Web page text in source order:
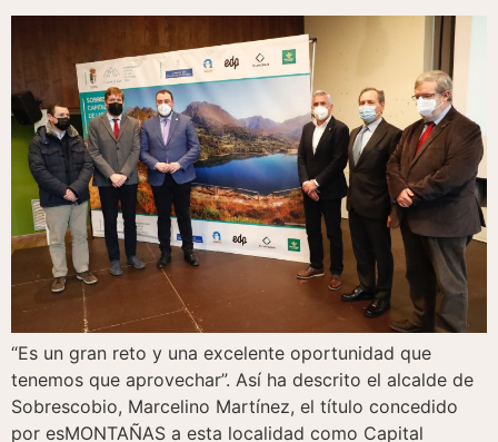
“Es un gran reto y una excelente oportunidad que
tenemos que aprovechar”. Así ha descrito el alcalde de
Sobrescobio, Marcelino Martínez, el título concedido
por esMONTAÑAS a esta localidad como Capital